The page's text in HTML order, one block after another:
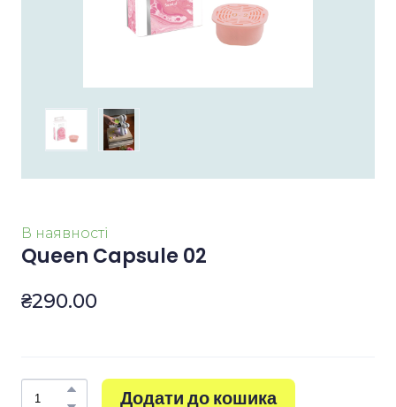
В наявності
Queen Capsule 02
₴290.00
Додати до кошика